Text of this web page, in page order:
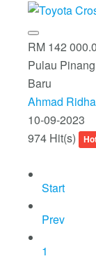
RM 142
Pulau Pinang
Baru
Ahmad
10-09-2023
974 Hit(s)
Start
Prev
1